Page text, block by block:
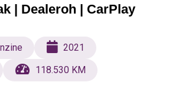
| Dealeroh | CarPlay
2021
118.530 KM